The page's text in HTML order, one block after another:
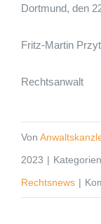
Dortmund, den
Fritz-Martin
Rechtsanwalt
Von
2023 |
Rechtsnews |